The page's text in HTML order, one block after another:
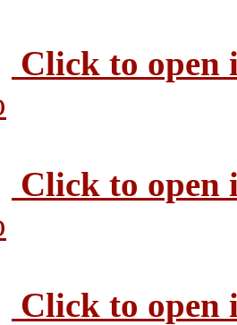
Click to open
Click to open
Click to open